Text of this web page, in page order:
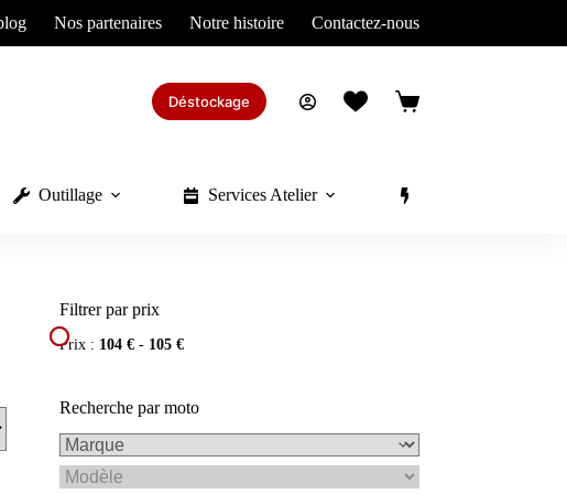
Nos partenaires Notre histoire Contactez-nous
Déstockage
Panier
Outillage Services Atelier
Filtrer par prix
Prix : 104 € - 105 €
Recherche par moto